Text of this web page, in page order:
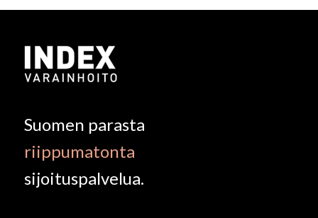
Suomen parasta
riippumatonta
sijoituspalvelua.